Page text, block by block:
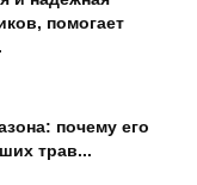
помогает
почему его
трав...